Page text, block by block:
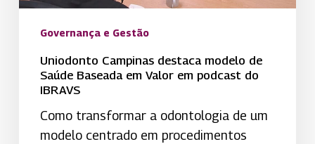
Valor
IBRAVS
Governança e Gestão
Uniodonto Campinas destaca modelo de
Saúde Baseada em Valor em podcast do
IBRAVS
Como transformar a odontologia de um
modelo centrado em procedimentos